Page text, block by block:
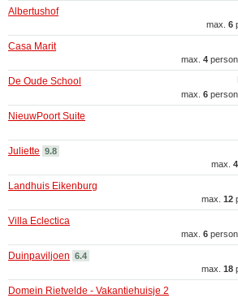
Albertushof
max. 6
Casa Marit
max. 4
De Oude School
max. 6
NieuwPoort Suite
Juliette 9.8
max. 4
Landhuis Eikenburg
max. 12
Villa Eclectica
max. 6
Duinpaviljoen 6.4
max. 18
Domein Rietvelde - Vakantiehuisje 2